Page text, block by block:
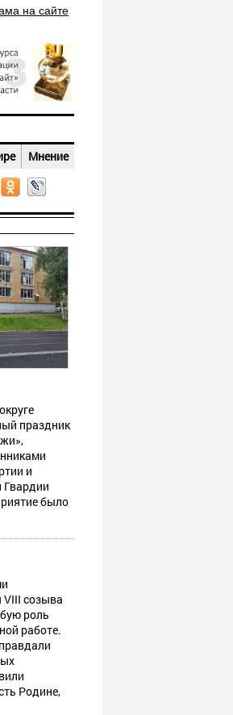
на сайте
Мнение
праздник
и
Гвардии
было
созыва
роль
работе.
Родине,